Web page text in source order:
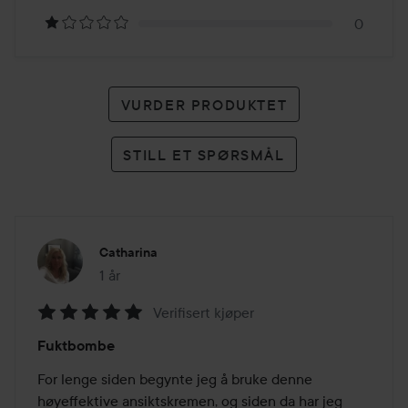
0
VURDER PRODUKTET
STILL ET SPØRSMÅL
Catharina
1 år
Innlegget ble opprettet 1 år
5
av
5
Verifisert kjøper
Fuktbombe
For lenge siden begynte jeg å bruke denne
høyeffektive ansiktskremen, og siden da har jeg